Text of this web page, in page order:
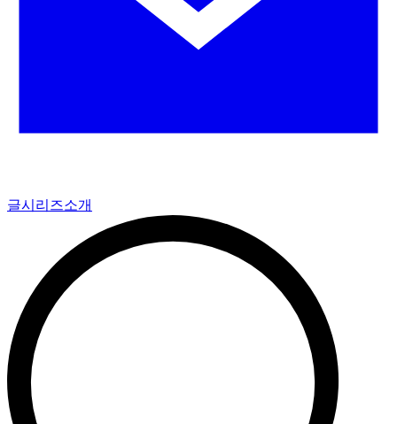
글시리즈소개